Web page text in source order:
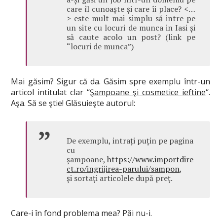
care îl cunoaște și care îi place? <…
> este mult mai simplu să intre pe
un site cu locuri de munca in Iasi și
să caute acolo un post? (link pe
“locuri de munca”)
Mai găsim? Sigur că da. Găsim spre exemplu într-un
articol intitulat clar “Şampoane şi cosmetice ieftine“.
Aşa. Să se ştie! Glăsuieşte autorul:
De exemplu, intrați puțin pe pagina
cu
șampoane,https://www.importdire
ct.ro/ingrijirea-parului/sampon,
și sortați articolele după preț.
Care-i în fond problema mea? Păi nu-i.